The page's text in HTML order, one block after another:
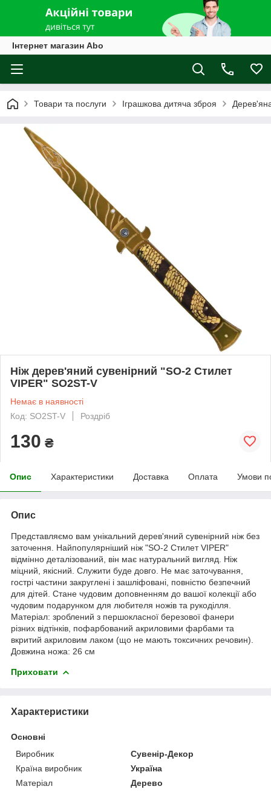
Інтернет магазин Abo
Товари та послуги Іграшкова дитяча зброя
Ніж дерев'яний сувенірний "SO-2 Стилет
VIPER" SO2ST-V
Немає в наявності
Код: SO2ST-V
Роздріб
130 ₴
Опис Характеристики Доставка Оплата Умови
Опис
Представляємо вам унікальний дерев'яний сувенірний ніж без
заточення. Найпопулярніший ніж "SO-2 Стилет VIPER"
відмінно деталізований, він має натуральний вигляд. Ніж
міцний, якісний. Служити буде довго. Не має заточування,
гострі частини закруглені і зашліфовані, повністю безпечний
для дітей. Стане чудовим доповненням до вашої колекції або
чудовим подарунком для любителя ножів та рукоділля.
Матеріал: зроблений з першокласної березової фанери
різних відтінків, пофарбований акриловими фарбами та
вкритий акриловим лаком (що не мають токсичних речовин).
Довжина ножа: 26 см
Приховати
Характеристики
Основні
Виробник
Сувенір-Декор
Країна виробник
Україна
Матеріал
Дерево